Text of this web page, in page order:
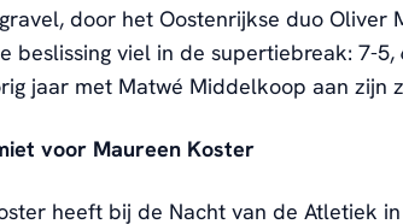
door het Oostenrijkse duo Oliver
beslissing viel in de supertiebreak: 7-5,
jaar met Matwé Middelkoop aan zijn
voor Maureen Koster
heeft bij de Nacht van de Atletiek